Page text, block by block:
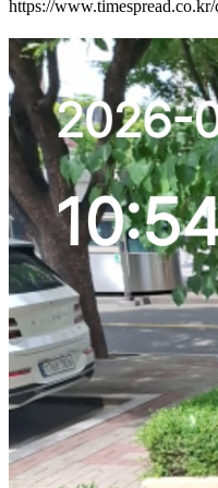
https://